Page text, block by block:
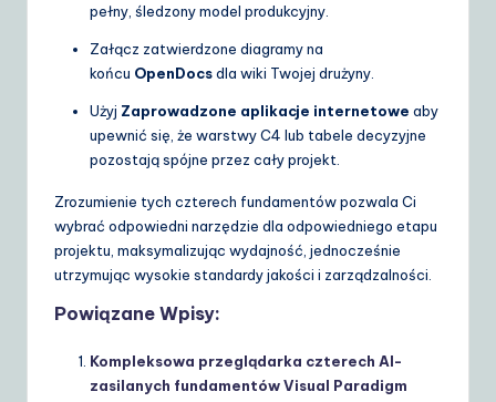
pełny, śledzony model produkcyjny.
Załącz zatwierdzone diagramy na
końcu OpenDocsdla wiki Twojej drużyny.
Użyj Zaprowadzone aplikacje internetowe aby
upewnić się, że warstwy C4 lub tabele decyzyjne
pozostają spójne przez cały projekt.
Zrozumienie tych czterech fundamentów pozwala Ci
wybrać odpowiedni narzędzie dla odpowiedniego etapu
projektu, maksymalizując wydajność, jednocześnie
utrzymując wysokie standardy jakości i zarządzalności.
Powiązane Wpisy:
Kompleksowa przeglądarka czterech AI-
zasilanych fundamentów Visual Paradigm